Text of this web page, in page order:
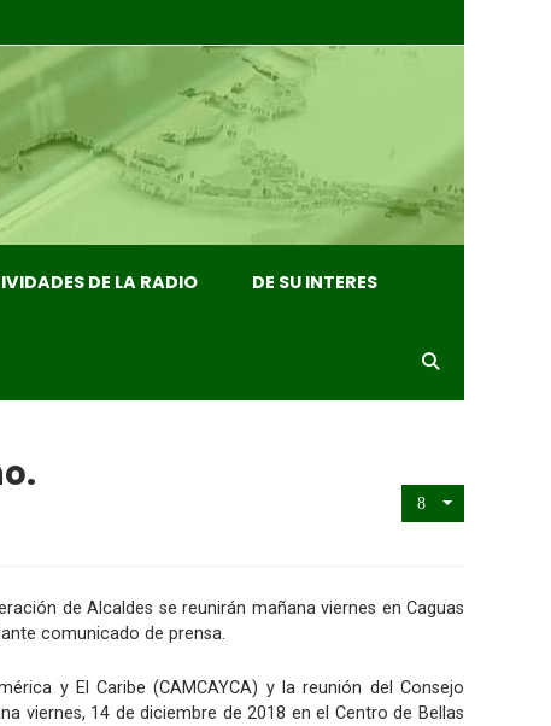
DE LA RADIO DE SU INTERES
de Alcaldes se reunirán mañana viernes en Caguas
comunicado de prensa.
y El Caribe (CAMCAYCA) y la reunión del Consejo
viernes, 14 de diciembre de 2018 en el Centro de Bellas